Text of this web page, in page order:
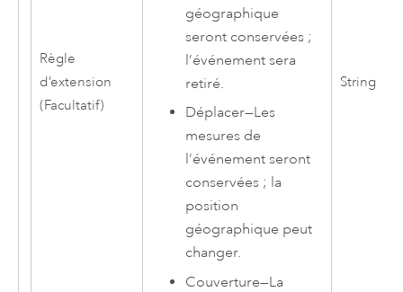
Règle
d’extension
(Facultatif)
géographique
seront conservées ;
l’événement sera
retiré.
Déplacer—Les
mesures de
l’événement seront
conservées ; la
position
géographique peut
changer.
Couverture—La
String